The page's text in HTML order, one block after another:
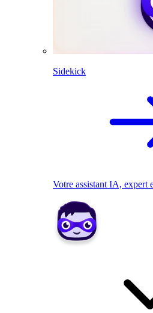
Sidekick
Votre assistant IA, expert